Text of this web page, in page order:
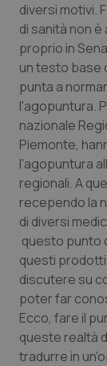
Sicilia
Toscana
Umbria
Valle
Veneto
Malattia
Obesità
Psoriasi
diversi motivi.
di sanità non
proprio in
un testo base
punta a
l'agopuntura.
nazionale
Piemonte,
l'agopuntura
regionali. A
recependo la
di diversi
questo punto
questi
discutere su
poter far
Ecco, fare il
queste realtà
tradurre in